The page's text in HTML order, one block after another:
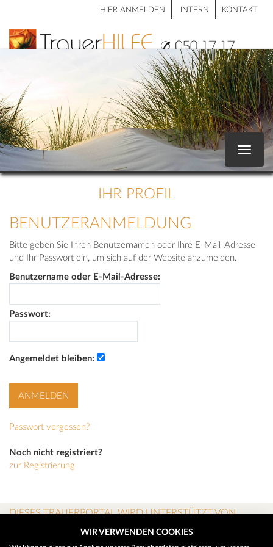
HIER ANMELDEN INTERN KONTAKT
Toggle
IHR PROFIL
BENUTZERANMELDUNG
Bitte geben Sie Ihren Benutzernamen oder Ihre E-Mail-Adresse
und Ihr Passwort ein, um sich auf der Website anzumelden.
Benutzername oder E-Mail-Adresse:
Passwort:
Angemeldet bleiben:
Passwort vergessen?
Noch nicht registriert?
zur Registrierung
DIESES TRAUERPORTAL WIRD UNTERSTÜTZT VON
WIR VERWENDEN COOKIES